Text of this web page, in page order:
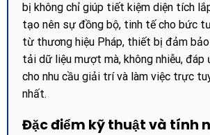
bị không chỉ giúp tiết kiệm diện tích
tạo nên sự đồng bộ, tinh tế cho bức
từ thương hiệu Pháp, thiết bị đảm
tải dữ liệu mượt mà, không nhiễu, đáp
cho nhu cầu giải trí và làm việc trực
nhất.
Đặc điểm kỹ thuật và tính